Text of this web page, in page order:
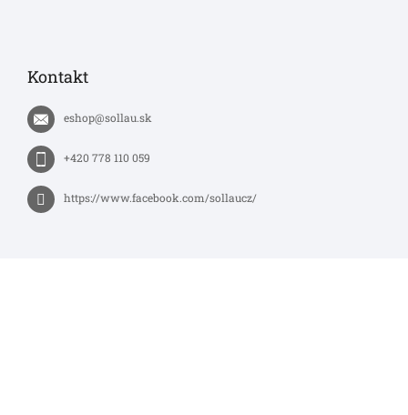
Kontakt
eshop@sollau.sk
+420 778 110 059
https://www.facebook.com/sollaucz/